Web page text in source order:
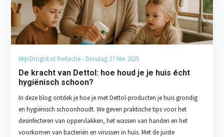
MijnDrogist.nl Redactie - Dinsdag 27 Mei 2025
De kracht van Dettol: hoe houd je je huis écht
hygiënisch schoon?
In deze blog ontdek je hoe je met Dettol-producten je huis grondig
en hygiënisch schoonhoudt. We geven praktische tips voor het
desinfecteren van oppervlakken, het wassen van handen en het
voorkomen van bacteriën en virussen in huis. Met de juiste